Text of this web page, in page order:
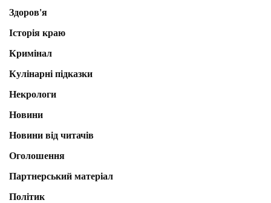
Здоров'я
Історія краю
Кримінал
Кулінарні підказки
Некрологи
Новини
Новини від читачів
Оголошення
Партнерський матеріал
Політик